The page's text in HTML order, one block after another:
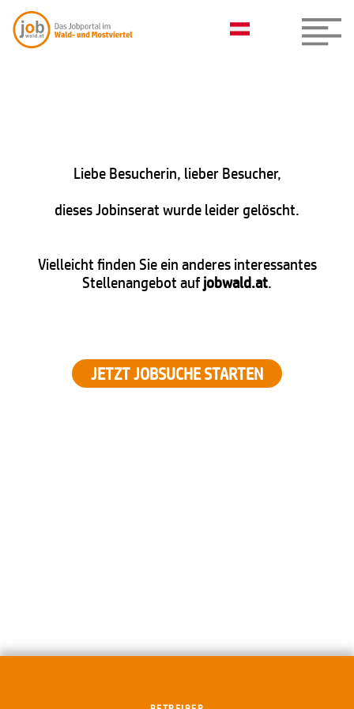
Liebe Besucherin, lieber Besucher,
dieses Jobinserat wurde leider gelöscht.
Vielleicht finden Sie ein anderes interessantes
Stellenangebot aufjobwald.at.
JETZT JOBSUCHE STARTEN